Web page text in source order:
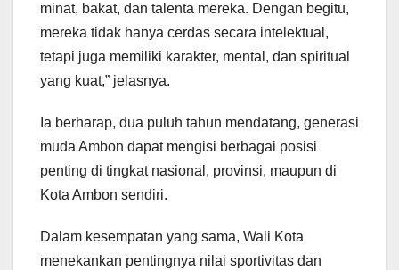
minat, bakat, dan talenta mereka. Dengan begitu,
mereka tidak hanya cerdas secara intelektual,
tetapi juga memiliki karakter, mental, dan spiritual
yang kuat,” jelasnya.
Ia berharap, dua puluh tahun mendatang, generasi
muda Ambon dapat mengisi berbagai posisi
penting di tingkat nasional, provinsi, maupun di
Kota Ambon sendiri.
Dalam kesempatan yang sama, Wali Kota
menekankan pentingnya nilai sportivitas dan